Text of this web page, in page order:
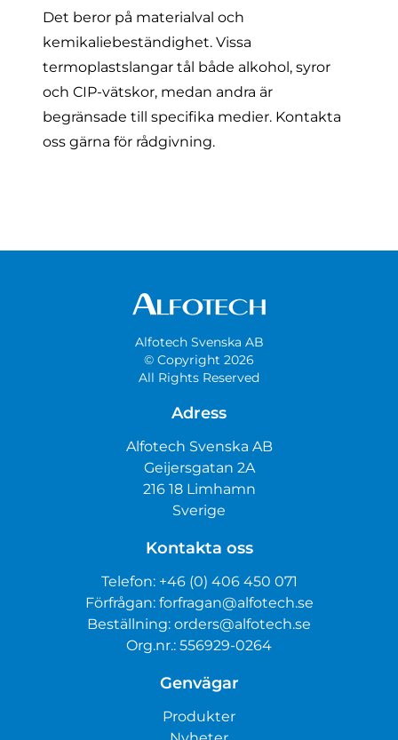
Det beror på materialval och
kemikaliebeständighet. Vissa
termoplastslangar tål både alkohol, syror
och CIP-vätskor, medan andra är
begränsade till specifika medier. Kontakta
oss gärna för rådgivning.
Alfotech Svenska AB
© Copyright 2026
All Rights Reserved
Adress
Alfotech Svenska AB
Geijersgatan 2A
216 18 Limhamn
Sverige
Kontakta oss
Telefon: +46 (0) 406 450 071
Förfrågan: forfragan@alfotech.se
Beställning: orders@alfotech.se
Org.nr.: 556929-0264
Genvägar
Produkter